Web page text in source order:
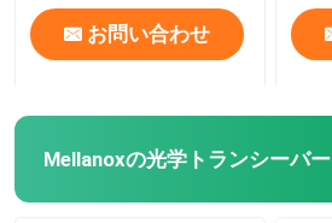
お問い合わせ
Mellanoxの光学トランシーバー